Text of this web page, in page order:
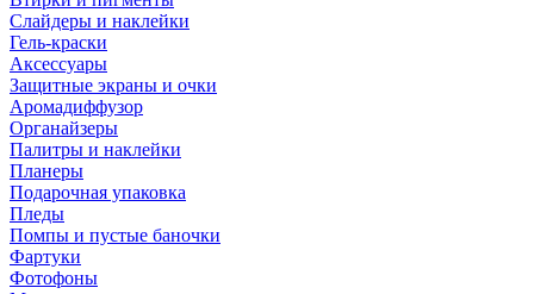
Слайдеры и наклейки
Гель-краски
Аксессуары
Защитные экраны и очки
Аромадиффузор
Органайзеры
Палитры и наклейки
Планеры
Подарочная упаковка
Пледы
Помпы и пустые баночки
Фартуки
Фотофоны